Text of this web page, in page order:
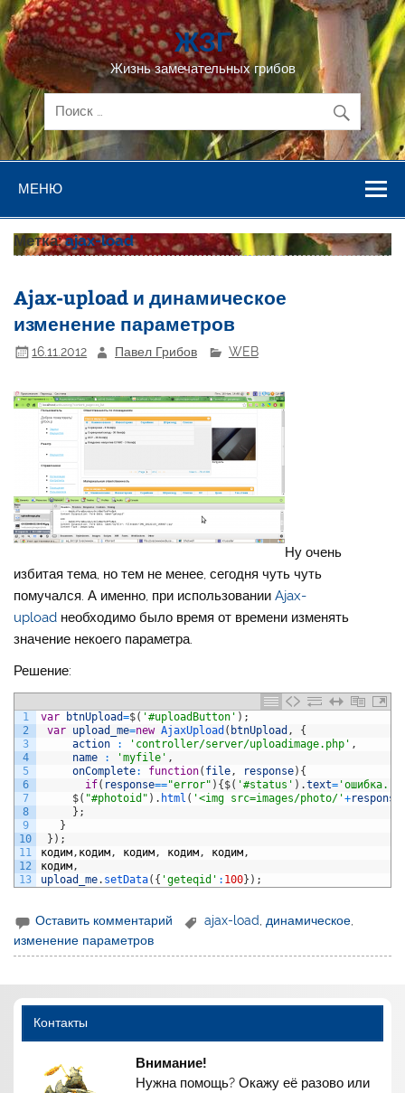
Перейти
к
содержимому
ЖЗГ
Жизнь замечательных грибов
МЕНЮ
Метка:ajax-load
Ajax-upload и динамическое
изменение параметров
16.11.2012 Павел Грибов WEB
Ну очень
избитая тема, но тем не менее, сегодня чуть чуть
помучался. А именно, при использованииAjax-
upload необходимо было время от времени изменять
значение некоего параметра.
Решение:
1
2
3
4
5
6
7
8
9
10
11
12
13
var btnUpload=$( '#uploadButton' ) ;
var upload_me=new AjaxUpload ( btnUpload ,
{
action
: 'controller/server/uploadimage.php' ,
name
: 'myfile' ,
onComplete: function( file, response) {
if( response=="error" ) { $( '#status' ) .text= 'ошибка..'
$( "#photoid" ) . html ( '<img src=images/photo/'+response
} ;
}
} ) ;
кодим, кодим, кодим, кодим, кодим,
кодим,
upload_me. setData( { 'geteqid' : 100} ) ;
Оставить комментарий ajax-load динамическое
изменение параметров
Контакты
Внимание!
Нужна помощь? Окажу её разово или